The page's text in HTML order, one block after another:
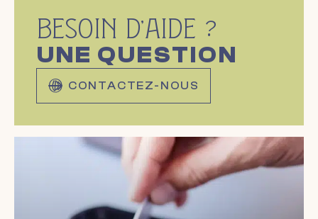
BESOIN D'AIDE ?
UNE QUESTION
CONTACTEZ-NOUS
En savoir plus